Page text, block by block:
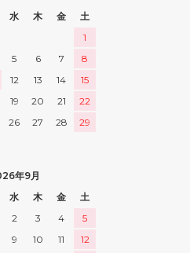
水 木 金
土
1
5 6 7
8
12 13 14
15
19 20 21
22
26 27 28
29
年9月
水 木 金
土
2 3 4
5
9 10 11
12